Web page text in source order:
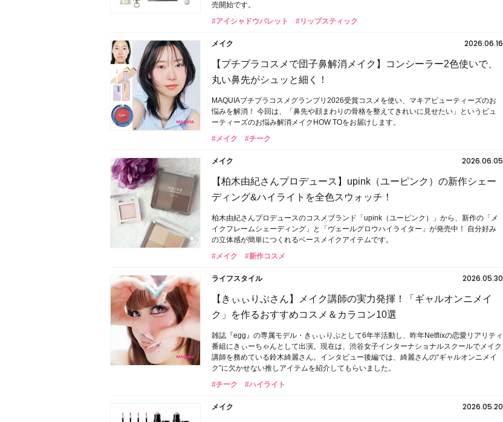
売開始です。
#アイシャドウパレット
#リップスティック
メイク
2026.06.16
【プチプラコスメで団子鼻解消メイク】コンシーラー2色使いで、
丸い鼻先がシュッと細く！
MAQUIAプチプラコスメグランプリ2026受賞コスメを使い、マキアビューティーズのお
悩みを解消！ 今回は、「鼻先や顔まわりの骨格を整えてきれいに見せたい」というビュ
ーティーズのお悩み解消メイクHOW TOをお届けします。
#メイク
#チーク
メイク
2026.06.05
【柏木由紀さんプロデュース】upink（ユーピンク）の新作シェー
ディング&ハイライトを全色スウォッチ！
柏木由紀さんプロデュースのコスメブランド「upink（ユーピンク）」から、新作の「メ
イクフレームシェーディング」と「ヴェールグロウハイライター」が発売中！ 自分好み
の立体感が簡単につくれるベースメイクアイテムです。
#メイク
#新作コスメ
ライフスタイル
2026.05.30
【きぃぃりぷさん】メイク講師の実力発揮！「ギャルオンニメイ
ク」を作るおすすめコスメ＆カラコン10選
雑誌『egg』の専属モデル・きぃぃりぷとして6年半活動し、昨年Netflixの恋愛リアリティ
番組にきぃーちゃんとして出演。現在は、渋谷女子インターナショナルスクールでメイク
講師を務めている鈴木綺麗さん。インタビュー後編では、綺麗さんの“ギャルオンニメイ
ク”に欠かせない推しアイテムを紹介してもらいました。
#チーク
#ハイライト
メイク
2026.05.20